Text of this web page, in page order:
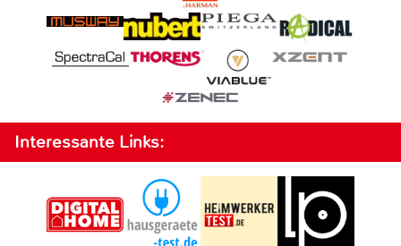
Interessante Links: